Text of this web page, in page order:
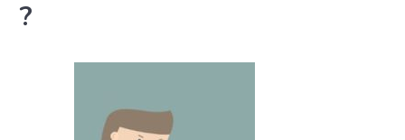
?